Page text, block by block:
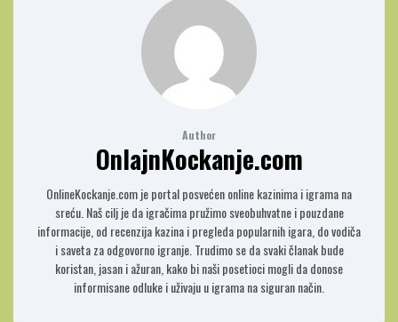
Author
OnlajnKockanje.com
OnlineKockanje.com je portal posvećen online kazinima i igrama na
sreću. Naš cilj je da igračima pružimo sveobuhvatne i pouzdane
informacije, od recenzija kazina i pregleda popularnih igara, do vodiča
i saveta za odgovorno igranje. Trudimo se da svaki članak bude
koristan, jasan i ažuran, kako bi naši posetioci mogli da donose
informisane odluke i uživaju u igrama na siguran način.